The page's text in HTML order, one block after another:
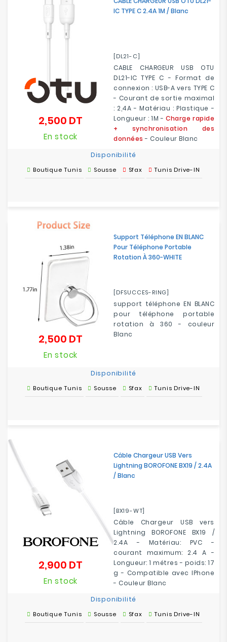
IC TYPE C 2.4A 1M / Blanc
[DL21-C]
CABLE CHARGEUR USB OTU
DL21-IC TYPE C - Format de
connexion : USB-A vers TYPE C
- Courant de sortie maximal
: 2,4A - Matériau : Plastique -
Longueur : 1M -Charge rapide
+ synchronisation des
données - Couleur Blanc
2,500 DT
En stock
Disponibilité
Boutique Tunis Sousse Sfax Tunis Drive-IN
Support Téléphone EN BLANC
Pour Téléphone Portable
Rotation À 360-WHITE
[DFSUCCES-RING]
support téléphone EN BLANC
pour téléphone portable
rotation à 360 - couleur
Blanc
2,500 DT
En stock
Disponibilité
Boutique Tunis Sousse Sfax Tunis Drive-IN
Câble Chargeur USB Vers
Lightning BOROFONE BX19 / 2.4A
/ Blanc
[BX19-WT]
Câble Chargeur USB vers
Lightning BOROFONE BX19 /
2.4A - Matériau: PVC -
courant maximum: 2.4 A -
Longueur: 1 métres - poids: 17
g - Compatible avec IPhone
- Couleur Blanc
2,900 DT
En stock
Disponibilité
Boutique Tunis Sousse Sfax Tunis Drive-IN